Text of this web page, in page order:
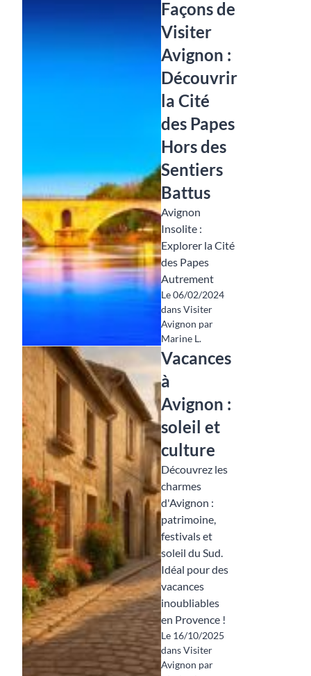
Façons de
Visiter
Avignon :
Découvrir
la Cité
des Papes
Hors des
Sentiers
Battus
Avignon
Insolite :
Explorer la Cité
des Papes
Autrement
Le 06/02/2024
dans Visiter
Avignon par
Marine L.
Vacances
à
Avignon :
soleil et
culture
Découvrez les
charmes
d'Avignon :
patrimoine,
festivals et
soleil du Sud.
Idéal pour des
vacances
inoubliables
en Provence !
Le 16/10/2025
dans Visiter
Avignon par